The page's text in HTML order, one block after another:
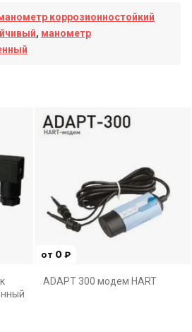
коррозионностойкий
, манометр
от 0 ₽
ADAPT 300 модем HART